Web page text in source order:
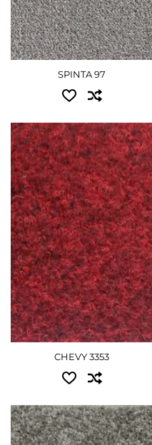
SPINTA 97
Доступні розміри:
4.00 - 1620 грн
ДЕТАЛЬНІШЕ
CHEVY 3353
Доступні розміри: